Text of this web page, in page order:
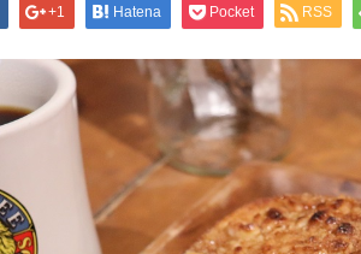
+1 Hatena Pocket RSS